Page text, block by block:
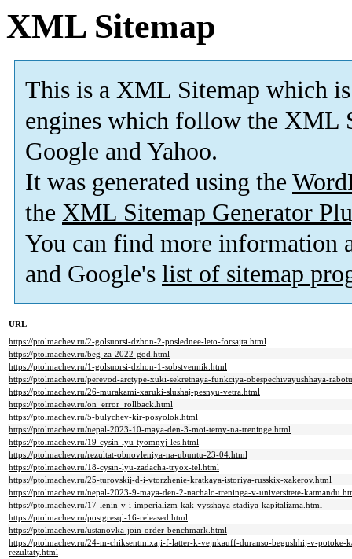
XML Sitemap
This is a XML Sitemap which is
engines which follow the XML
Google and Yahoo.
It was generated using the
the XML Sitemap Generator
You can find more information
and Google's list of sitemap
URL
https://ptolmachev.ru/2-golsuorsi-dzhon-2-poslednee-leto-forsajta.html
https://ptolmachev.ru/beg-za-2022-god.html
https://ptolmachev.ru/1-golsuorsi-dzhon-1-sobstvennik.html
https://ptolmachev.ru/perevod-arctype-xuki-sekretnaya-funkciya-obespechivayushhaya-
https://ptolmachev.ru/26-murakami-xaruki-slushaj-pesnyu-vetra.html
https://ptolmachev.ru/on_error_rollback.html
https://ptolmachev.ru/5-bulychev-kir-posyolok.html
https://ptolmachev.ru/nepal-2023-10-maya-den-3-moi-temy-na-treninge.html
https://ptolmachev.ru/19-cysin-lyu-tyomnyj-les.html
https://ptolmachev.ru/rezultat-obnovleniya-na-ubuntu-23-04.html
https://ptolmachev.ru/18-cysin-lyu-zadacha-tryox-tel.html
https://ptolmachev.ru/25-turovskij-d-i-vtorzhenie-kratkaya-istoriya-russkix-xakerov.html
https://ptolmachev.ru/nepal-2023-9-maya-den-2-nachalo-treninga-v-universitete-
https://ptolmachev.ru/17-lenin-v-i-imperializm-kak-vysshaya-stadiya-kapitalizma.html
https://ptolmachev.ru/postgresql-16-released.html
https://ptolmachev.ru/ustanovka-join-order-benchmark.html
https://ptolmachev.ru/24-m-chiksentmixaji-f-latter-k-vejnkauff-duranso-begushhij-v-potoke-
rezultaty.html